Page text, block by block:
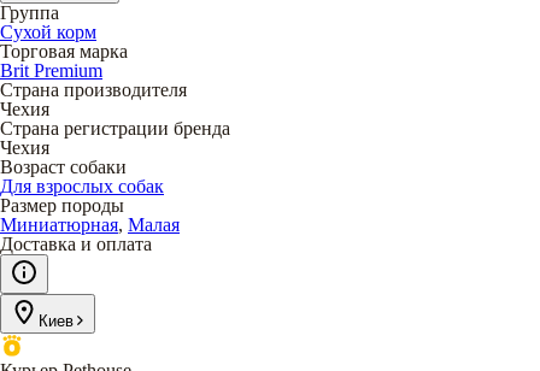
Группа
Сухой корм
Торговая марка
Brit Premium
Страна производителя
Чехия
Страна регистрации бренда
Чехия
Возраст собаки
Для взрослых собак
Размер породы
Миниатюрная, Малая
Доставка и оплата
Киев